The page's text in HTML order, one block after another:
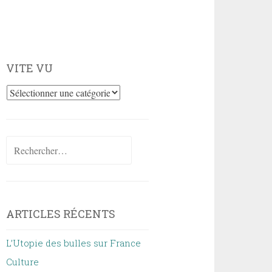
VITE VU
Vite
Rechercher :
ARTICLES RÉCENTS
L’Utopie des bulles sur France
Culture